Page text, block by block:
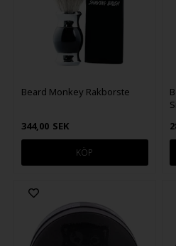
Beard Monkey Rakborste
344,00 SEK